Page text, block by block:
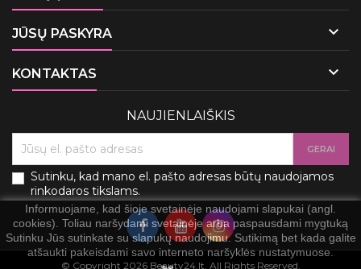
JŪSŲ PASKYRA 
KONTAKTAS 
Informuojame, kad šioje svetainėje naudojami slapukai (angl.
cookies). Toliau naršydami svetainėje arba paspausdami mygtuką
Sutinku Jūs sutinkate su slapukų naudojimu. Sutikimą bet kada galite
atšaukti pakeisdami savo interneto naršyklės nustatymuose.
NAUJIENLAIŠKIS
Sutinku, kad mano el. pašto adresas būtų naudojamos
rinkodaros tikslams.
© Copyright 2026 Beauty24.lt. All Rights Reserved.